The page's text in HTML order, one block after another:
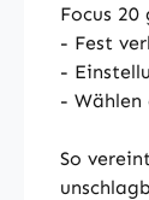
Focus
- Fest
-
- Wählen
So